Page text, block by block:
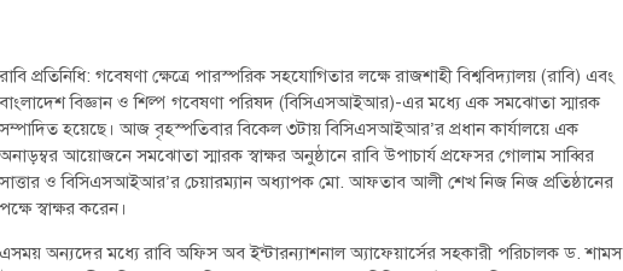
প্রতিনিধি: গবেষণা ক্ষেত্রে পারস্পরিক সহযোগিতার লক্ষে রাজশাহী বিশ্ববিদ্যালয় (রাবি) এবং
বিজ্ঞান ও শিল্প গবেষণা পরিষদ (বিসিএসআইআর)-এর মধ্যে এক সমঝোতা স্মারক
হয়েছে। আজ বৃহস্পতিবার বিকেল ৩টায় বিসিএসআইআর’র প্রধান কার্যালয়ে এক
আয়োজনে সমঝোতা স্মারক স্বাক্ষর অনুষ্ঠানে রাবি উপাচার্য প্রফেসর গোলাম সাব্বির
ও বিসিএসআইআর’র চেয়ারম্যান অধ্যাপক মো. আফতাব আলী শেখ নিজ নিজ প্রতিষ্ঠানের
পক্ষে স্বাক্ষর করেন।
এসময় অন্যদের মধ্যে রাবি অফিস অব ইন্টারন্যাশনাল অ্যাফেয়ার্সের সহকারী পরিচালক ড. শামস